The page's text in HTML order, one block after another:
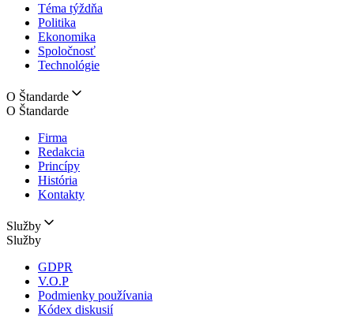
Téma týždňa
Politika
Ekonomika
Spoločnosť
Technológie
O Štandarde
O Štandarde
Firma
Redakcia
Princípy
História
Kontakty
Služby
Služby
GDPR
V.O.P
Podmienky používania
Kódex diskusií